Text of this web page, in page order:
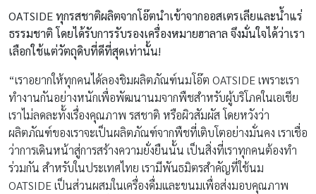
OATSIDE ทุกรสชาติผลิตจากโอ๊ตนำเข้าจากออสเตรเลียและน้ำแร่
ธรรมชาติ โดยได้รับการรับรองเครื่องหมายฮาลาล จึงมั่นใจได้ว่าเรา
เลือกใช้แต่วัตถุดิบที่ดีที่สุดเท่านั้น!
“เราอยากให้ทุกคนได้ลองชิมผลิตภัณฑ์นมโอ๊ต OATSIDE เพราะเรา
ทำงานกันอย่างหนักเพื่อพัฒนานมจากพืชสำหรับผู้บริโภคในเอเชีย
เราไม่ลดละทั้งเรื่องคุณภาพ รสชาติ หรือผิวสัมผัส โดยหวังว่า
ผลิตภัณฑ์ของเราจะเป็นผลิตภัณฑ์จากพืชที่เติบโตอย่างมั่นคง เราเชื่อ
ว่าการเดินหน้าสู่การสร้างความยั่งยืนนั้น เป็นสิ่งที่เราทุกคนต้องทำ
ร่วมกัน สำหรับในประเทศไทย เรามีพันธมิตรสำคัญที่ใช้นม
OATSIDE เป็นส่วนผสมในเครื่องดื่มและขนมเพื่อส่งมอบคุณภาพ